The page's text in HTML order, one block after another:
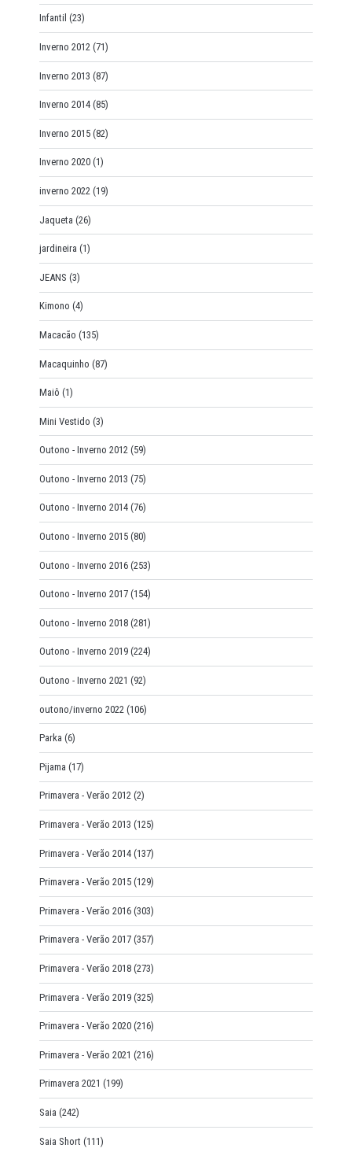
Infantil (23)
Inverno 2012 (71)
Inverno 2013 (87)
Inverno 2014 (85)
Inverno 2015 (82)
Inverno 2020 (1)
inverno 2022 (19)
Jaqueta (26)
jardineira (1)
JEANS (3)
Kimono (4)
Macacão (135)
Macaquinho (87)
Maiô (1)
Mini Vestido (3)
Outono - Inverno 2012 (59)
Outono - Inverno 2013 (75)
Outono - Inverno 2014 (76)
Outono - Inverno 2015 (80)
Outono - Inverno 2016 (253)
Outono - Inverno 2017 (154)
Outono - Inverno 2018 (281)
Outono - Inverno 2019 (224)
Outono - Inverno 2021 (92)
outono/inverno 2022 (106)
Parka (6)
Pijama (17)
Primavera - Verão 2012 (2)
Primavera - Verão 2013 (125)
Primavera - Verão 2014 (137)
Primavera - Verão 2015 (129)
Primavera - Verão 2016 (303)
Primavera - Verão 2017 (357)
Primavera - Verão 2018 (273)
Primavera - Verão 2019 (325)
Primavera - Verão 2020 (216)
Primavera - Verão 2021 (216)
Primavera 2021 (199)
Saia (242)
Saia Short (111)